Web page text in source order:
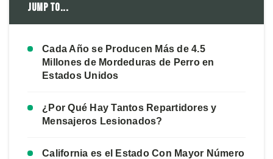
Jump to...
Cada Año se Producen Más de 4.5
Millones de Mordeduras de Perro en
Estados Unidos
¿Por Qué Hay Tantos Repartidores y
Mensajeros Lesionados?
California es el Estado Con Mayor Número